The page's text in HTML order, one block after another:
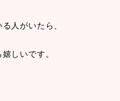
人がいたら、
しいです。